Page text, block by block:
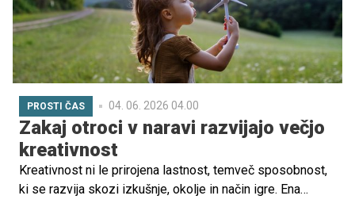
PROSTI ČAS 04. 06. 2026 04.00
Zakaj otroci v naravi razvijajo večjo
kreativnost
Kreativnost ni le prirojena lastnost, temveč sposobnost,
ki se razvija skozi izkušnje, okolje in način igre. Ena